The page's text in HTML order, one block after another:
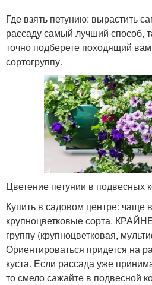
Где взять петунию: вырастить
рассаду самый лучший способ,
точно подберете походящий
сортогруппу.
Цветение петунии в подвесных
Купить в садовом центре: чаще
крупноцветковые сорта.
группу (крупноцветковая,
Ориентироваться придется на
куста. Если рассада уже
то смело сажайте в подвесной